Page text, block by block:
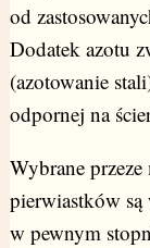
od
Dodatek azotu
(azotowanie
odpornej na
Wybrane
pierwiastków są
w pewnym